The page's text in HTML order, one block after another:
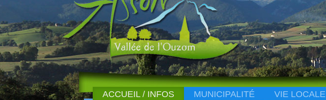
ACCUEIL / INFOS MUNICIPALITÉ VIE LOCALE